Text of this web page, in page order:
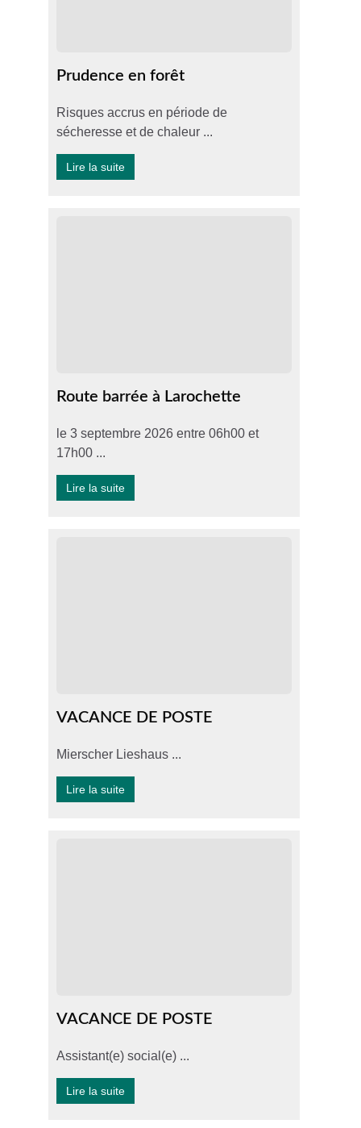
Prudence en forêt
Risques accrus en période de
sécheresse et de chaleur ...
Lire la suite
Route barrée à Larochette
le 3 septembre 2026 entre 06h00 et
17h00 ...
Lire la suite
VACANCE DE POSTE
Mierscher Lieshaus ...
Lire la suite
VACANCE DE POSTE
Assistant(e) social(e) ...
Lire la suite